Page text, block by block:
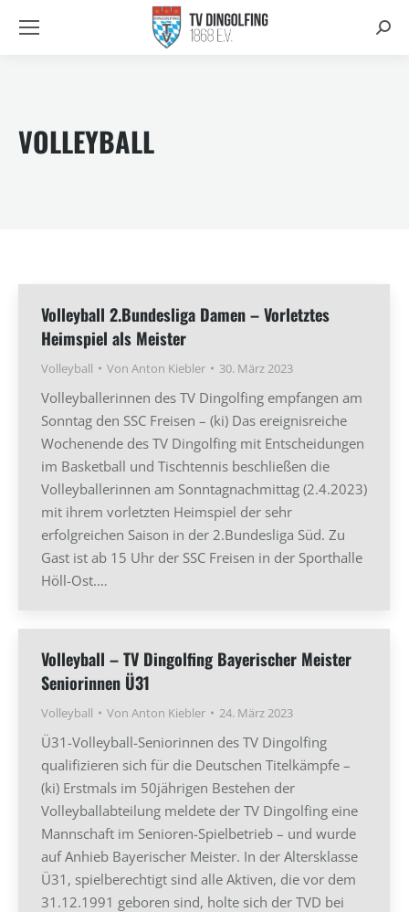
VOLLEYBALL
Volleyball 2.Bundesliga Damen – Vorletztes
Heimspiel als Meister
Volleyball Von Anton Kiebler 30. März 2023
Volleyballerinnen des TV Dingolfing empfangen am
Sonntag den SSC Freisen – (ki) Das ereignisreiche
Wochenende des TV Dingolfing mit Entscheidungen
im Basketball und Tischtennis beschließen die
Volleyballerinnen am Sonntagnachmittag (2.4.2023)
mit ihrem vorletzten Heimspiel der sehr
erfolgreichen Saison in der 2.Bundesliga Süd. Zu
Gast ist ab 15 Uhr der SSC Freisen in der Sporthalle
Höll-Ost.…
Volleyball – TV Dingolfing Bayerischer Meister
Seniorinnen Ü31
Volleyball Von Anton Kiebler 24. März 2023
Ü31-Volleyball-Seniorinnen des TV Dingolfing
qualifizieren sich für die Deutschen Titelkämpfe –
(ki) Erstmals im 50jährigen Bestehen der
Volleyballabteilung meldete der TV Dingolfing eine
Mannschaft im Senioren-Spielbetrieb – und wurde
auf Anhieb Bayerischer Meister. In der Altersklasse
Ü31, spielberechtigt sind alle Aktiven, die vor dem
31.12.1991 geboren sind, holte sich der TVD bei